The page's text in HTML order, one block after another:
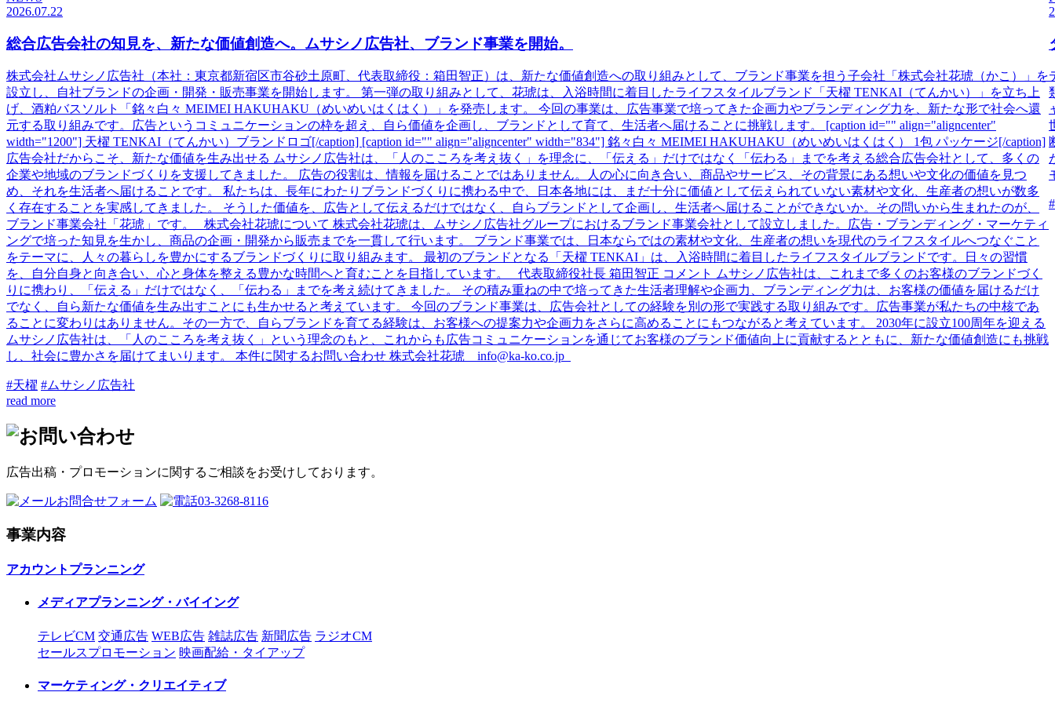
2026.07.22
総合広告会社の知見を、新たな価値創造へ。ムサシノ広告社、ブランド事業を開始。
株式会社ムサシノ広告社（本社：東京都新宿区市谷砂土原町、代表取締役：箱田智正）は、新たな価値創造への取り組みとして、ブランド事業を担う子会社「株式会社花琥（かこ）」を
設立し、自社ブランドの企画・開発・販売事業を開始します。 第一弾の取り組みとして、花琥は、入浴時間に着目したライフスタイルブランド「天櫂 TENKAI（てんかい）」を立ち上
げ、酒粕バスソルト「銘々白々 MEIMEI HAKUHAKU（めいめいはくはく）」を発売します。 今回の事業は、広告事業で培ってきた企画力やブランディング力を、新たな形で社会へ還
元する取り組みです。広告というコミュニケーションの枠を超え、自ら価値を企画し、ブランドとして育て、生活者へ届けることに挑戦します。 [caption id="" align="aligncenter"
width="1200"] 天櫂 TENKAI（てんかい）ブランドロゴ[/caption] [caption id="" align="aligncenter" width="834"] 銘々白々 MEIMEI HAKUHAKU（めいめいはくはく） 1包 パッケージ[/caption]
広告会社だからこそ、新たな価値を生み出せる ムサシノ広告社は、「人のこころを考え抜く」を理念に、「伝える」だけではなく「伝わる」までを考える総合広告会社として、多くの
企業や地域のブランドづくりを支援してきました。 広告の役割は、情報を届けることではありません。人の心に向き合い、商品やサービス、その背景にある想いや文化の価値を見つ
め、それを生活者へ届けることです。 私たちは、長年にわたりブランドづくりに携わる中で、日本各地には、まだ十分に価値として伝えられていない素材や文化、生産者の想いが数多
く存在することを実感してきました。 そうした価値を、広告として伝えるだけではなく、自らブランドとして企画し、生活者へ届けることができないか。その問いから生まれたのが、
ブランド事業会社「花琥」です。 株式会社花琥について 株式会社花琥は、ムサシノ広告社グループにおけるブランド事業会社として設立しました。広告・ブランディング・マーケティ
ングで培った知見を生かし、商品の企画・開発から販売までを一貫して行います。 ブランド事業では、日本ならではの素材や文化、生産者の想いを現代のライフスタイルへつなぐこと
をテーマに、人々の暮らしを豊かにするブランドづくりに取り組みます。 最初のブランドとなる「天櫂 TENKAI」は、入浴時間に着目したライフスタイルブランドです。日々の習慣
を、自分自身と向き合い、心と身体を整える豊かな時間へと育むことを目指しています。 代表取締役社長 箱田智正 コメント ムサシノ広告社は、これまで多くのお客様のブランドづく
りに携わり、「伝える」だけではなく、「伝わる」までを考え続けてきました。 その積み重ねの中で培ってきた生活者理解や企画力、ブランディング力は、お客様の価値を届けるだけ
でなく、自ら新たな価値を生み出すことにも生かせると考えています。 今回のブランド事業は、広告会社としての経験を別の形で実践する取り組みです。広告事業が私たちの中核であ
ることに変わりはありません。その一方で、自らブランドを育てる経験は、お客様への提案力や企画力をさらに高めることにもつながると考えています。 2030年に設立100周年を迎える
ムサシノ広告社は、「人のこころを考え抜く」という理念のもと、これからも広告コミュニケーションを通じてお客様のブランド価値向上に貢献するとともに、新たな価値創造にも挑戦
し、社会に豊かさを届けてまいります。 本件に関するお問い合わせ 株式会社花琥 info@ka-ko.co.jp
#天櫂 #ムサシノ広告社
read more
広告出稿・プロモーションに関するご相談をお受けしております。
お問合せフォーム 03-3268-8116
事業内容
アカウントプランニング
メディアプランニング・バイイング
テレビCM 交通広告 WEB広告 雑誌広告 新聞広告 ラジオCM
セールスプロモーション 映画配給・タイアップ
マーケティング・クリエイティブ